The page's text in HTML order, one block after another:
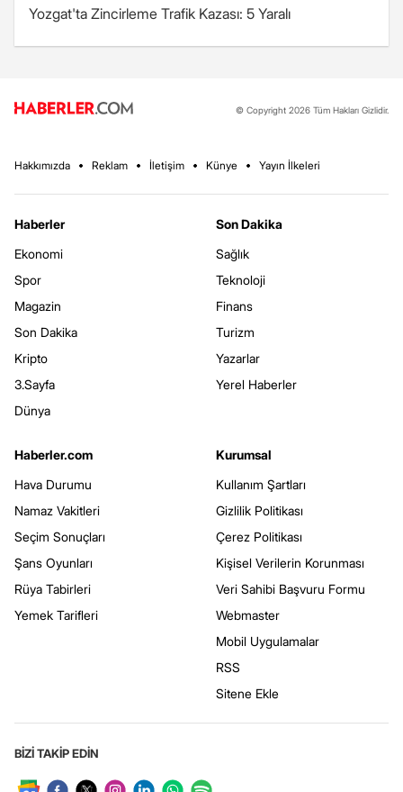
Yozgat'ta Zincirleme Trafik Kazası: 5 Yaralı
© Copyright 2026 Tüm Hakları Gizlidir.
Hakkımızda Reklam İletişim Künye Yayın İlkeleri
Haberler
Ekonomi
Spor
Magazin
Son Dakika
Kripto
3.Sayfa
Dünya
Son Dakika
Sağlık
Teknoloji
Finans
Turizm
Yazarlar
Yerel Haberler
Haberler.com
Hava Durumu
Namaz Vakitleri
Seçim Sonuçları
Şans Oyunları
Rüya Tabirleri
Yemek Tarifleri
Kurumsal
Kullanım Şartları
Gizlilik Politikası
Çerez Politikası
Kişisel Verilerin Korunması
Veri Sahibi Başvuru Formu
Webmaster
Mobil Uygulamalar
RSS
Sitene Ekle
BİZİ TAKİP EDİN